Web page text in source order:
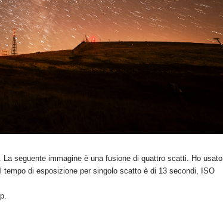
seguente immagine è una fusione di quattro scatti. Ho usato
di esposizione per singolo scatto è di 13 secondi, ISO